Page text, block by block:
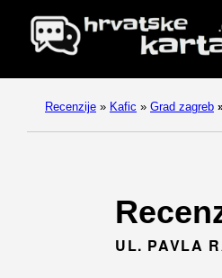
Recenzije » Kafic » Grad zagreb
UL. PAVLA